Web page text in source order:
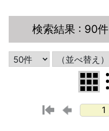
検索結果 : 90件